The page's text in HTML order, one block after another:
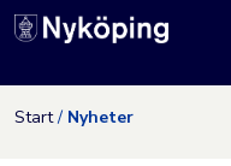
Nyköpings
Start Nyheter